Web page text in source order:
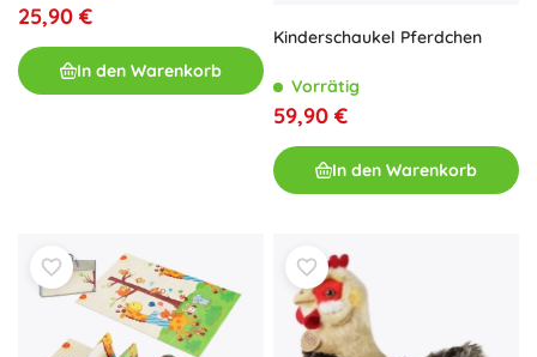
25,90 €
In den Warenkorb
Kinderschaukel Pferdchen
Vorrätig
59,90 €
In den Warenkorb